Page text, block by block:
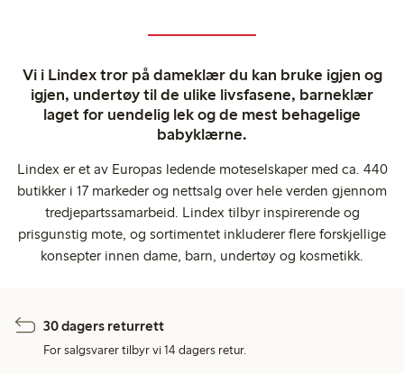
Vi i Lindex tror på dameklær du kan bruke igjen og
igjen, undertøy til de ulike livsfasene, barneklær
laget for uendelig lek og de mest behagelige
babyklærne.
Lindex er et av Europas ledende moteselskaper med ca. 440
butikker i 17 markeder og nettsalg over hele verden gjennom
tredjepartssamarbeid. Lindex tilbyr inspirerende og
prisgunstig mote, og sortimentet inkluderer flere forskjellige
konsepter innen dame, barn, undertøy og kosmetikk.
30 dagers returrett
For salgsvarer tilbyr vi 14 dagers retur.